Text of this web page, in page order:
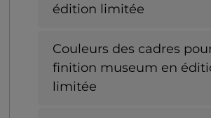
édition limitée
Couleurs des cadres
finition museum en
limitée